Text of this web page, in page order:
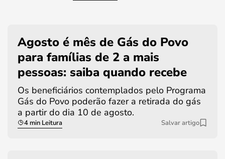
Agosto é mês de Gás do Povo
para famílias de 2 a mais
pessoas: saiba quando recebe
Os beneficiários contemplados pelo Programa
Gás do Povo poderão fazer a retirada do gás
a partir do dia 10 de agosto.
4 min Leitura Salvar artigo